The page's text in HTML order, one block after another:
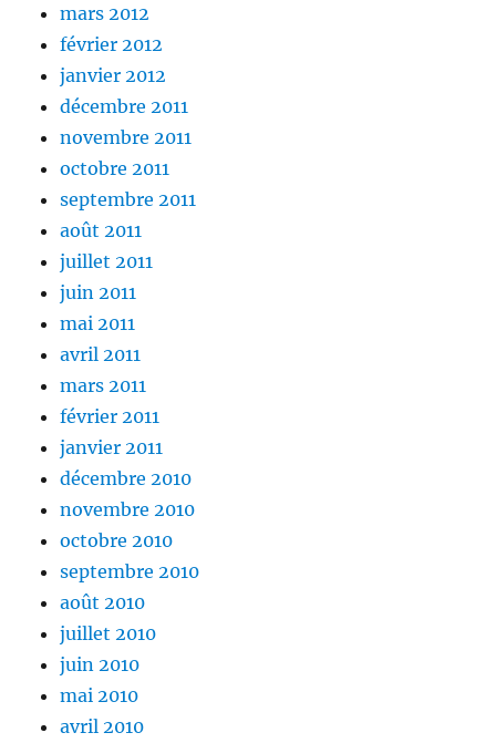
mars 2012
février 2012
janvier 2012
décembre 2011
novembre 2011
octobre 2011
septembre 2011
août 2011
juillet 2011
juin 2011
mai 2011
avril 2011
mars 2011
février 2011
janvier 2011
décembre 2010
novembre 2010
octobre 2010
septembre 2010
août 2010
juillet 2010
juin 2010
mai 2010
avril 2010